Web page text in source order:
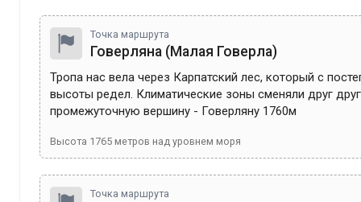
Точка маршрута
Говерляна (Малая Говерла)
Тропа нас вела через Карпатский лес, который с
высоты редел. Климатические зоны сменяли друг
промежуточную вершину - Говерляну 1760м
Высота 1765 метров над уровнем моря
Точка маршрута